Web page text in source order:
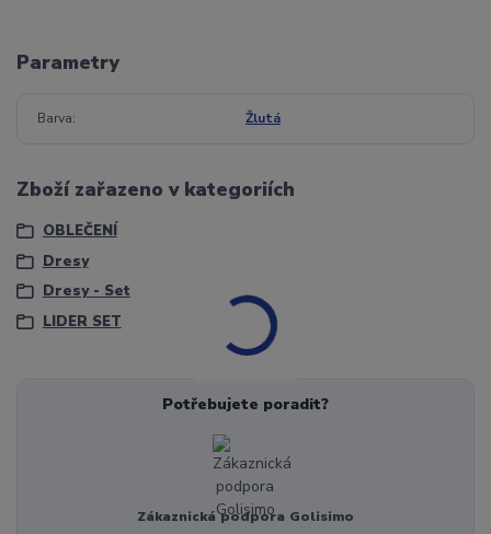
Parametry
Barva Žlutá
Zboží zařazeno v kategoriích
OBLEČENÍ
Dresy
Dresy - Set
LIDER SET
Potřebujete poradit?
Zákaznická podpora Golisimo